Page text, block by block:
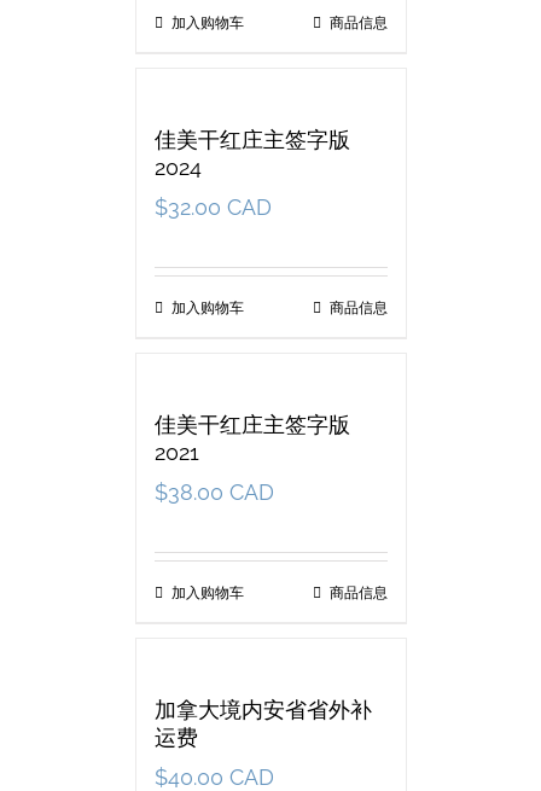
加入购物车 商品信息
佳美干红庄主签字版
2024
$32.00 CAD
加入购物车 商品信息
佳美干红庄主签字版
2021
$38.00 CAD
加入购物车 商品信息
加拿大境内安省省外补
运费
$40.00 CAD